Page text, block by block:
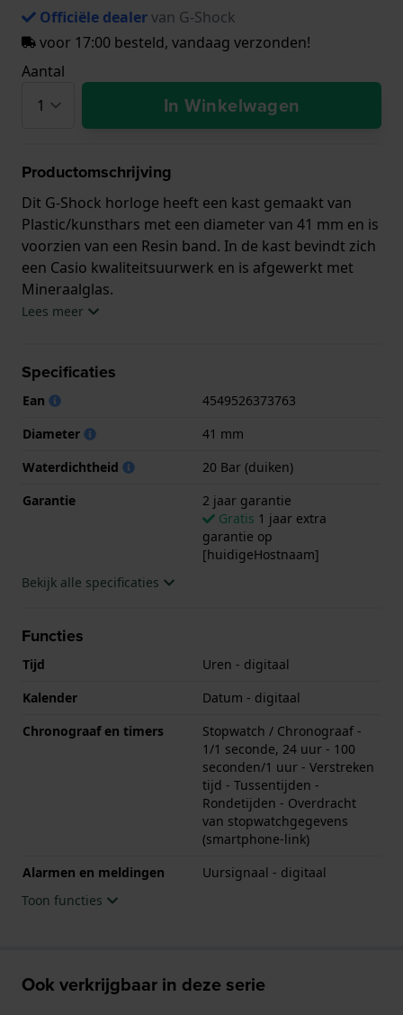
Officiële dealervan G-Shock
voor 17:00 besteld, vandaag verzonden!
Aantal
In Winkelwagen
Productomschrijving
Dit G-Shock horloge heeft een kast gemaakt van
Plastic/kunsthars met een diameter van 41 mm en is
voorzien van een Resin band. In de kast bevindt zich
een Casio kwaliteitsuurwerk en is afgewerkt met
Mineraalglas.
horloge geleverd met 2 jaar garantie.
Lees meer
Specificaties
Ean
4549526373763
Diameter
41 mm
Waterdichtheid
20 Bar (duiken)
Garantie
2 jaar garantie
Gratis 1 jaar extra
garantie op
[huidigeHostnaam]
Bekijk alle specificaties
Functies
Tijd
Uren - digitaal
Kalender
Datum - digitaal
Chronograaf en timers
Stopwatch / Chronograaf -
1/1 seconde, 24 uur - 100
seconden/1 uur - Verstreken
tijd - Tussentijden -
Rondetijden - Overdracht
van stopwatchgegevens
(smartphone-link)
Alarmen en meldingen
Uursignaal - digitaal
Toon functies
Ook verkrijgbaar in deze serie